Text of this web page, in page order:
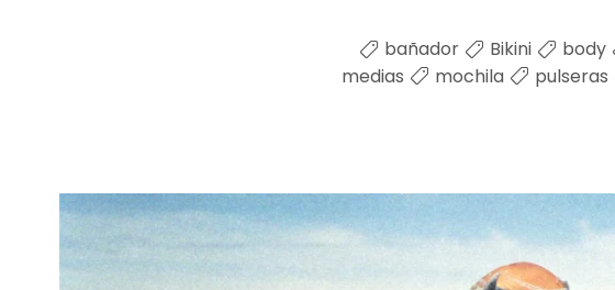
bañador
Bikini body
medias
mochila pulseras